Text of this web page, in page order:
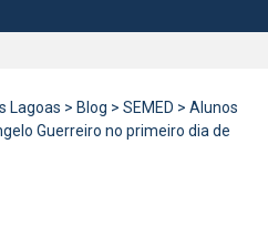
Lagoas > Blog > SEMED > Alunos
Guerreiro no primeiro dia de